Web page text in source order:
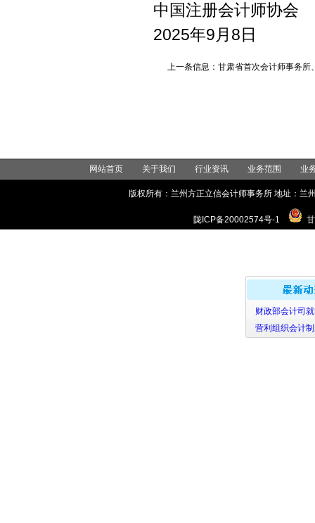
中国注册会计师协会
2025年9月8日
上一条信息：甘肃省首次会计师事务所
网站首页 关于我们 行业资讯 业务范围 业
版权所有：兰州方正立信会计师事务所 地址：
陇ICP备20002574号-1
财政部会计司就
营利组织会计制